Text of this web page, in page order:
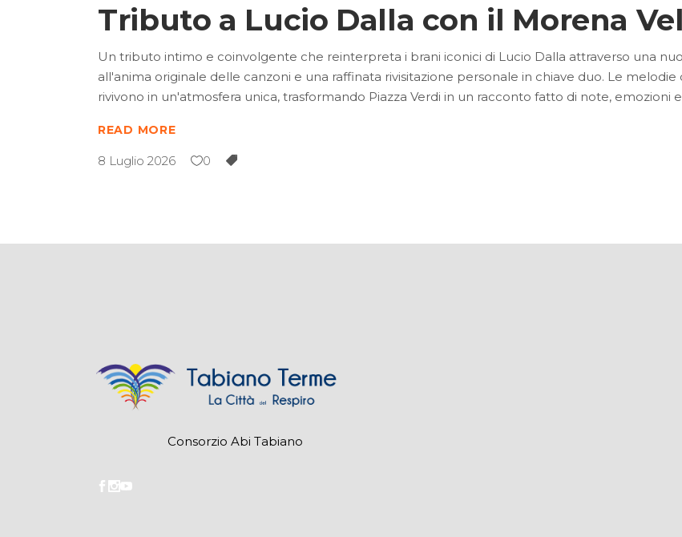
Tributo a Lucio Dalla con il Morena
Un tributo intimo e coinvolgente che reinterpreta i brani iconici di Lucio Dalla attraverso una
all'anima originale delle canzoni e una raffinata rivisitazione personale in chiave duo. Le
rivivono in un'atmosfera unica, trasformando Piazza Verdi in un racconto fatto di note, emozioni
READ MORE
8 Luglio 2026 0
Consorzio Abi Tabiano